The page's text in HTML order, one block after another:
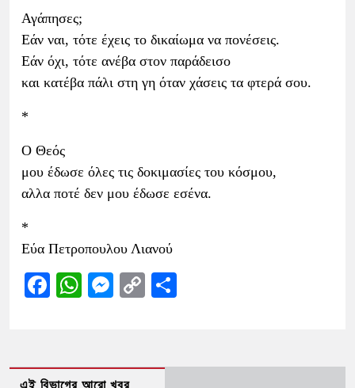
Αγάπησες;
Εάν ναι, τότε έχεις το δικαίωμα να πονέσεις.
Εάν όχι, τότε ανέβα στον παράδεισο
και κατέβα πάλι στη γη όταν χάσεις τα φτερά σου.
*
Ο Θεός
μου έδωσε όλες τις δοκιμασίες του κόσμου,
αλλα ποτέ δεν μου έδωσε εσένα.
*
Εύα Πετροπουλου Λιανού
Facebook
WhatsApp
Messenger
Copy